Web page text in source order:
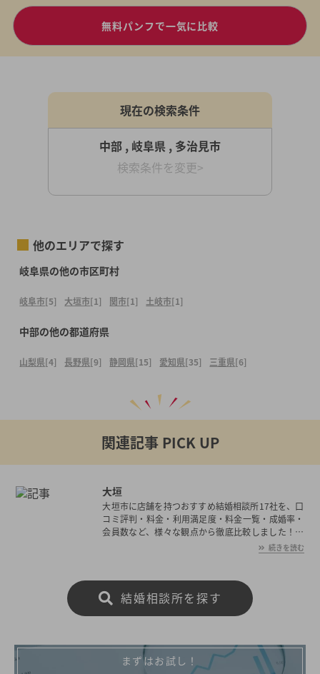
無料パンフで一気に比較
現在の検索条件
中部 , 岐阜県 , 多治見市
検索条件を変更>
他のエリアで探す
岐阜県の他の市区町村
岐阜市[5] 大垣市[1] 関市[1] 土岐市[1]
中部の他の都道府県
山梨県[4] 長野県[9] 静岡県[15] 愛知県[35] 三重県[6]
関連記事 PICK UP
大垣
大垣市に店舗を持つおすすめ結婚相談所17社を、口
コミ評判・料金・利用満足度・料金一覧・成婚率・
会員数など、様々な観点から徹底比較しました！大
垣市の平均初婚年齢は、男性が30.1歳、女性が28.1
歳と男女共に日本全国の平均初婚年齢と比べ低い。
大垣市で見つけたいとお考えの方は是非ご覧くださ
い。
続きを読む
結婚相談所を探す
まずはお試し！